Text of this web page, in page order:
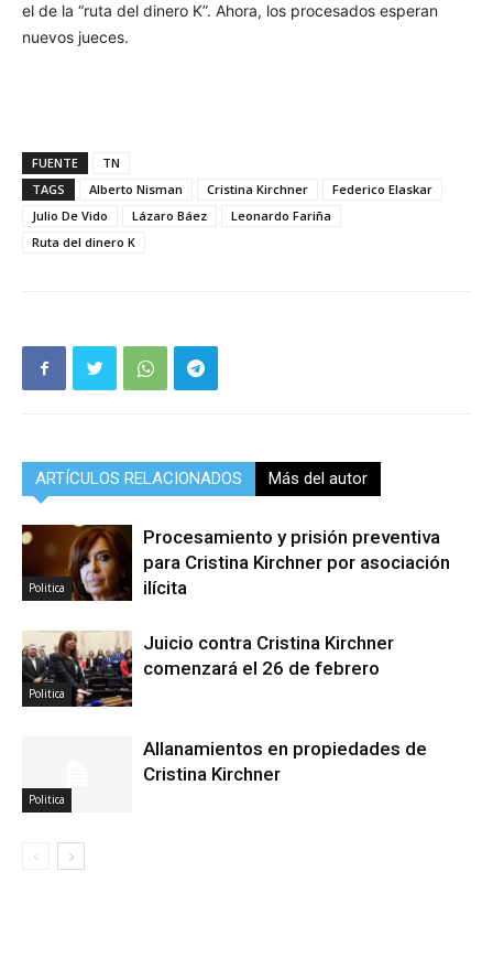
el de la “ruta del dinero K”. Ahora, los procesados esperan
nuevos jueces.
FUENTE
TN
TAGS
Alberto Nisman Cristina Kirchner
Federico Elaskar
Julio De Vido
Lázaro Báez
Leonardo Fariña
Ruta del dinero K
ARTÍCULOS RELACIONADOS Más del autor
Politica
Procesamiento y prisión preventiva
para Cristina Kirchner por asociación
ilícita
Politica
Juicio contra Cristina Kirchner
comenzará el 26 de febrero
Politica
Allanamientos en propiedades de
Cristina Kirchner